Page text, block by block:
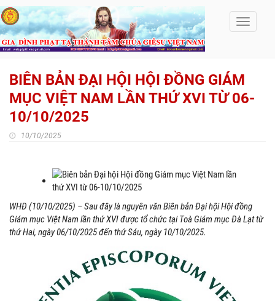
Toggle
BIÊN BẢN ĐẠI HỘI HỘI ĐỒNG GIÁM
MỤC VIỆT NAM LẦN THỨ XVI TỪ 06-
10/10/2025
10/10/2025
WHĐ (10/10/2025) – Sau đây là nguyên văn Biên bản Đại hội Hội đồng
Giám mục Việt Nam lần thứ XVI được tổ chức tại Toà Giám mục Đà Lạt từ
thứ Hai, ngày 06/10/2025 đến thứ Sáu, ngày 10/10/2025.